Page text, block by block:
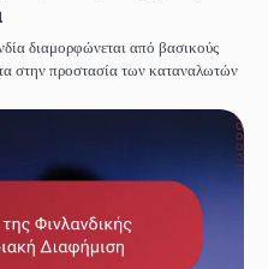
διαμορφώνεται από βασικούς
στην προστασία των καταναλωτών